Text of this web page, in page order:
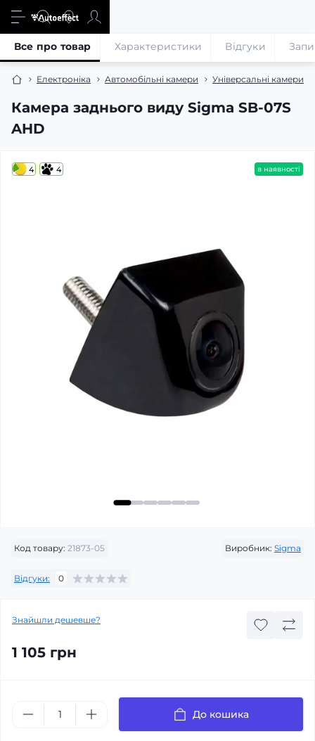
Електроніка Автомобільні камери Універсальні камери
Камера заднього виду Sigma SB-07S
AHD
Все про товар Характеристики Відгуки
4 4 в наявності
Код товару: 21873-05 Виробник: Sigma
Відгуки: 0
Знайшли дешевше?
1 105 грн
До кошика